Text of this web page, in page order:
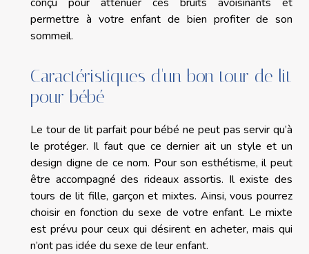
conçu pour atténuer ces bruits avoisinants et
permettre à votre enfant de bien profiter de son
sommeil.
Caractéristiques d'un bon tour de lit
pour bébé
Le tour de lit parfait pour bébé ne peut pas servir qu’à
le protéger. Il faut que ce dernier ait un style et un
design digne de ce nom. Pour son esthétisme, il peut
être accompagné des rideaux assortis. Il existe des
tours de lit fille, garçon et mixtes. Ainsi, vous pourrez
choisir en fonction du sexe de votre enfant. Le mixte
est prévu pour ceux qui désirent en acheter, mais qui
n’ont pas idée du sexe de leur enfant.